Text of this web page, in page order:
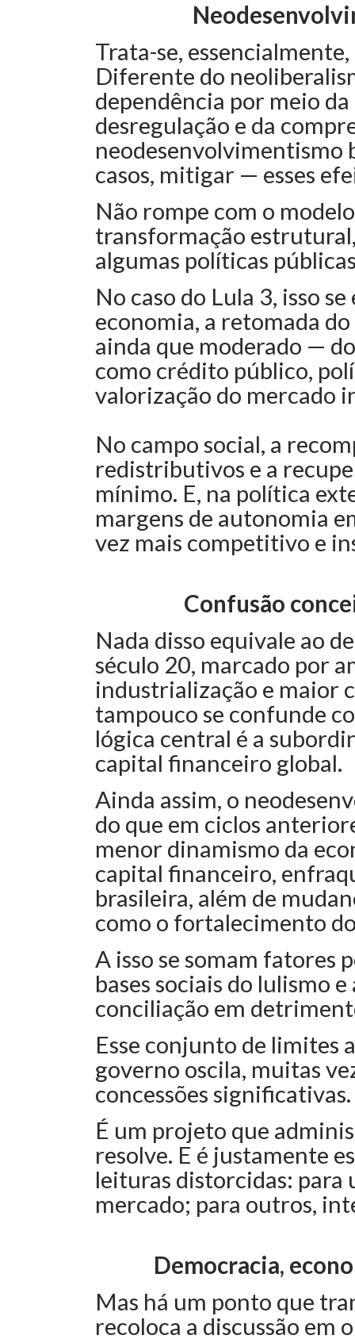
Trata-se,
Diferente do
dependência por meio
desregulação e da
neodesenvolvimentismo
casos, mitigar — esses
Não rompe com o
transformação
algumas políticas
No caso do Lula 3, isso
economia, a retomada
ainda que moderado —
como crédito público,
valorização do mercado
No campo social, a
redistributivos e a
mínimo. E, na política
margens de autonomia
vez mais competitivo e
Confusão
Nada disso equivale ao
século 20, marcado por
industrialização e maior
tampouco se confunde
lógica central é a
capital financeiro global.
Ainda assim, o
do que em ciclos
menor dinamismo da
capital financeiro,
brasileira, além de
como o fortalecimento
A isso se somam fatores
bases sociais do lulismo
conciliação em
Esse conjunto de limites
governo oscila, muitas
concessões significativas.
É um projeto que
resolve. E é justamente
leituras distorcidas: para
mercado; para outros,
Democracia,
Mas há um ponto que
recoloca a discussão